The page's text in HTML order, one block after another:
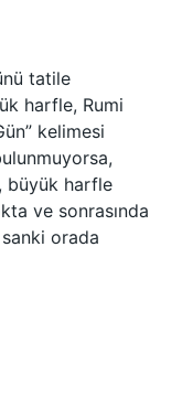
tatile
harfle, Rumi
kelimesi
büyük harfle
ve sonrasında
orada